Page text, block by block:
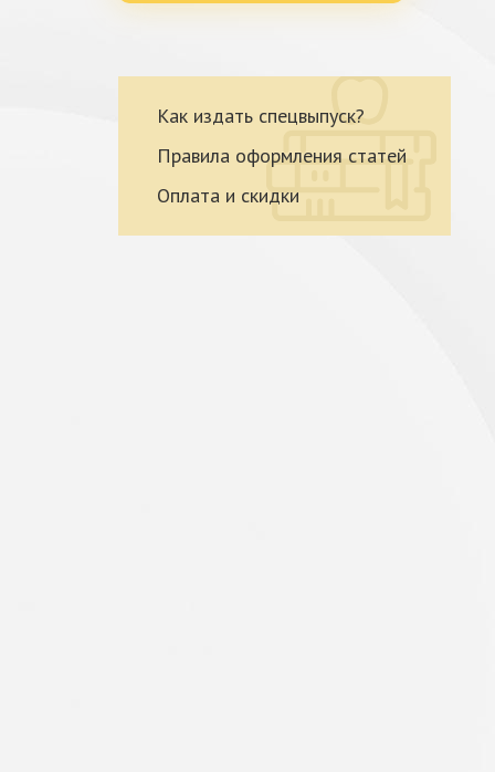
Как издать спецвыпуск?
Правила оформления статей
Оплата и скидки